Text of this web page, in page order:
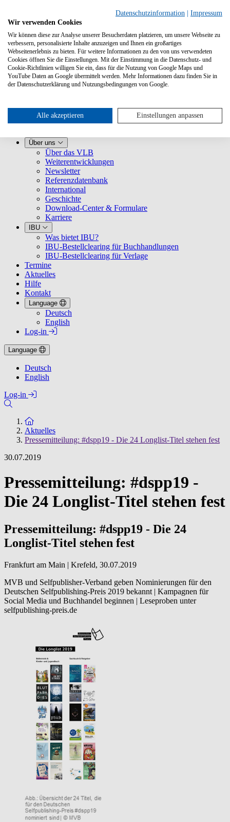
Leistungen
VLB kennenlernen
Für Selfpublisher
Für Dienstleister
Über uns
Über das VLB
Weiterentwicklungen
Newsletter
Referenzdatenbank
International
Geschichte
Download-Center & Formulare
Karriere
IBU
Was bietet IBU?
IBU-Bestellclearing für Buchhandlungen
IBU-Bestellclearing für Verlage
Termine
Aktuelles
Hilfe
Kontakt
Language
Deutsch
English
Log-in
Language
Deutsch
English
Log-in
Zur Startseite
Aktuelles
Pressemitteilung: #dspp19 - Die 24 Longlist-Titel stehen fest
30.07.2019
Pressemitteilung: #dspp19 -
Die 24 Longlist-Titel stehen fest
Pressemitteilung: #dspp19 - Die 24
Longlist-Titel stehen fest
Frankfurt am Main | Krefeld, 30.07.2019
MVB und Selfpublisher-Verband geben Nominierungen für den
Deutschen Selfpublishing-Preis 2019 bekannt | Kampagnen für
Social Media und Buchhandel beginnen | Leseproben unter
selfpublishing-preis.de
Datenschutzinformation
Impressum
Wir verwenden Cookies
Wir können diese zur Analyse unserer Besucherdaten platzieren, um unsere Webseite zu
verbessern, personalisierte Inhalte anzuzeigen und Ihnen ein großartiges
Webseitenerlebnis zu bieten. Für weitere Informationen zu den von uns verwendeten
Cookies öffnen Sie die Einstellungen. Mit der Einstimmung in die Datenschutz- und
Cookie-Richtlinien willigen Sie ein, dass für die Nutzung von Google Maps und
YouTube Daten an Google übermittelt werden. Mehr Informationen dazu finden Sie in
der Datenschutzerklärung und Nutzungsbedingungen von Google.
Alle akzeptieren Einstellungen anpassen